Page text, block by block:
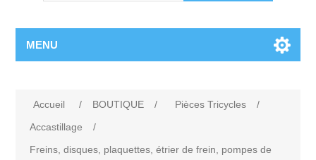
MENU
Accueil / BOUTIQUE / Pièces Tricycles
/
Accastillage
/
Freins, disques, plaquettes, étrier de frein, pompes de